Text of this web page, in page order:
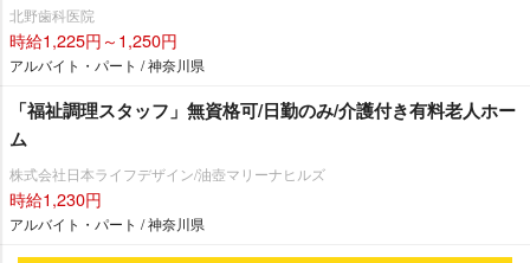
北野歯科医院
時給1,225円～1,250円
アルバイト・パート / 神奈川県
「福祉調理スタッフ」無資格可/日勤のみ/介護付き有料老人ホー
ム
株式会社日本ライフデザイン/油壺マリーナヒルズ
時給1,230円
アルバイト・パート / 神奈川県